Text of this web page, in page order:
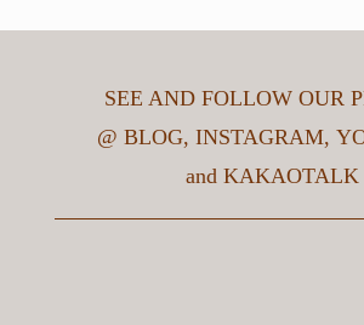
SEE AND FOLLOW OUR
@ BLOG, INSTAGRAM,
and KAKAOTALK